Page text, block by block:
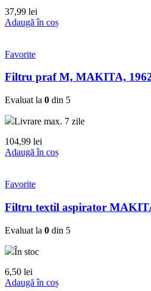
37,99 lei
Adaugă în coș
Favorite
Filtru praf M, MAKITA,
Evaluat la 0 din 5
Livrare max. 7 zile
104,99 lei
Adaugă în coș
Favorite
Filtru textil aspirator
Evaluat la 0 din 5
În stoc
6,50 lei
Adaugă în coș